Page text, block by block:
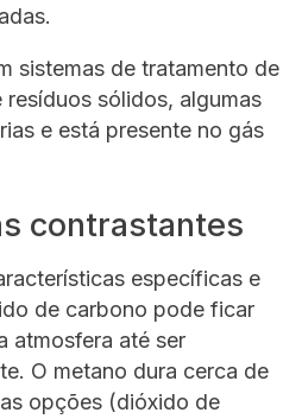
sistemas de tratamento de
sólidos, algumas
e está presente no gás
contrastantes
específicas e
de carbono pode ficar
atmosfera até ser
O metano dura cerca de
opções (dióxido de